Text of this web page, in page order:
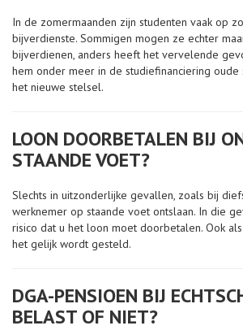
In de zomermaanden zijn studenten vaak op
bijverdienste. Sommigen mogen ze echter
bijverdienen, anders heeft het vervelende
hem onder meer in de studiefinanciering
het nieuwe stelsel.
LOON DOORBETALEN BIJ
STAANDE VOET?
Slechts in uitzonderlijke gevallen, zoals bij
werknemer op staande voet ontslaan. In die
risico dat u het loon moet doorbetalen. Ook
het gelijk wordt gesteld.
DGA-PENSIOEN BIJ
BELAST OF NIET?